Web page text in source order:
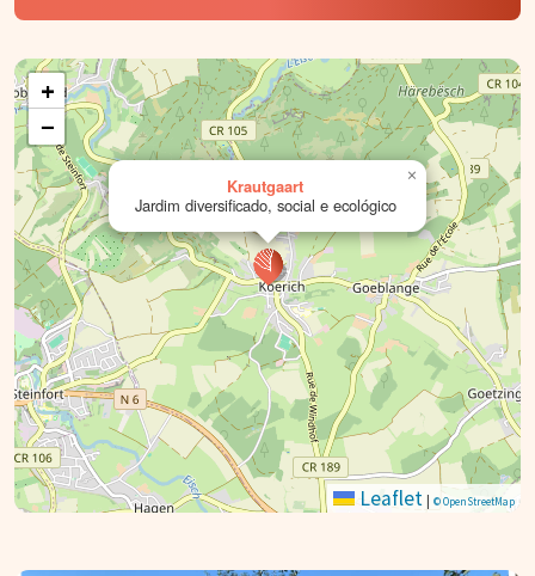
Krautgaart
Jardim diversificado, social e ecológico
×
+
−
Leaflet | © OpenStreetMap